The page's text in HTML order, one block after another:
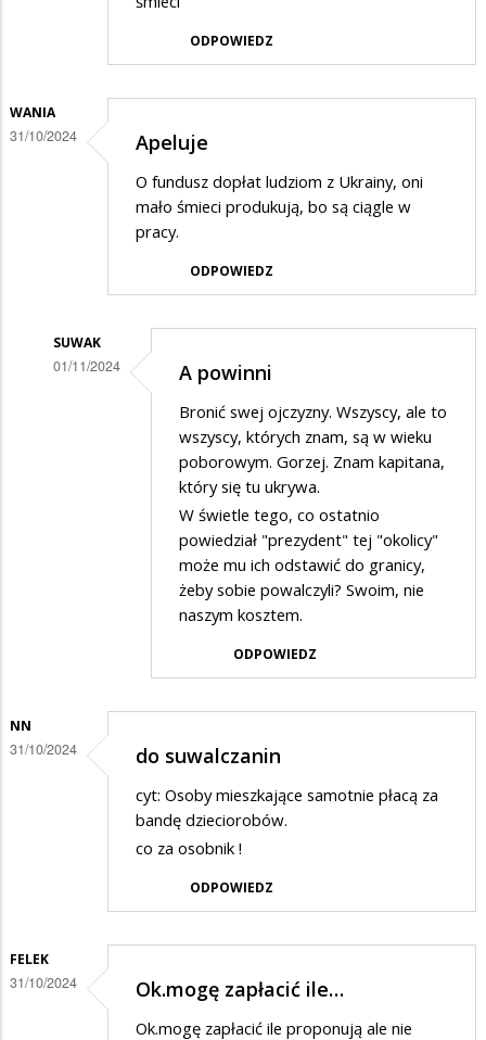
ODPOWIEDZ
WANIA
31/10/2024 Apeluje
O fundusz dopłat ludziom z Ukrainy, oni
mało śmieci produkują, bo są ciągle w
pracy.
ODPOWIEDZ
SUWAK
01/11/2024 A powinni
Bronić swej ojczyzny. Wszyscy, ale to
wszyscy, których znam, są w wieku
poborowym. Gorzej. Znam kapitana,
który się tu ukrywa.
W świetle tego, co ostatnio
powiedział "prezydent" tej "okolicy"
może mu ich odstawić do granicy,
żeby sobie powalczyli? Swoim, nie
naszym kosztem.
ODPOWIEDZ
NN
31/10/2024 do suwalczanin
cyt: Osoby mieszkające samotnie płacą za
bandę dzieciorobów.
co za osobnik !
ODPOWIEDZ
FELEK
31/10/2024 Ok.mogę zapłacić ile…
Ok.mogę zapłacić ile proponują ale nie